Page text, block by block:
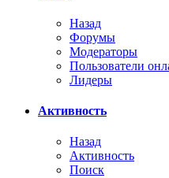
Назад
Форумы
Модераторы
Пользователи
Лидеры
Активность
Назад
Активность
Поиск